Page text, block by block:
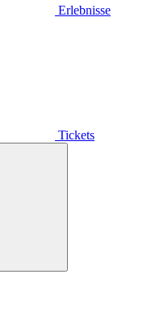
Erlebnisse
Tickets